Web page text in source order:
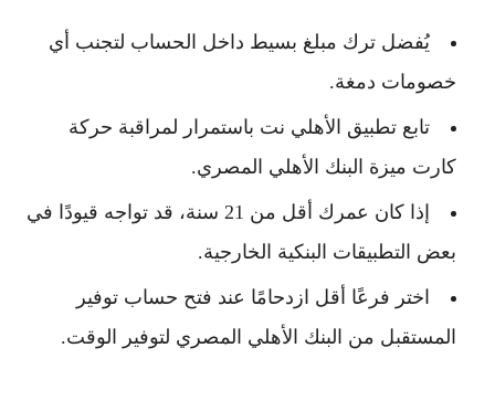
يُفضل ترك مبلغ بسيط داخل الحساب لتجنب أي
خصومات دمغة.
تابع تطبيق الأهلي نت باستمرار لمراقبة حركة
كارت ميزة البنك الأهلي المصري.
إذا كان عمرك أقل من 21 سنة، قد تواجه قيودًا في
بعض التطبيقات البنكية الخارجية.
اختر فرعًا أقل ازدحامًا عند فتح حساب توفير
المستقبل من البنك الأهلي المصري لتوفير الوقت.